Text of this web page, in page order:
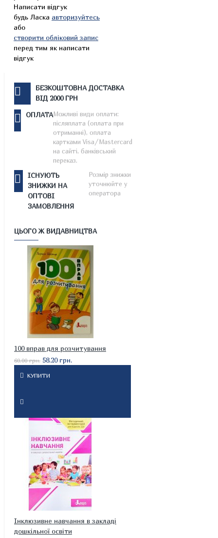
Написати відгук
будь Ласка авторизуйтесь
або
створити обліковий запис
перед тим як написати
відгук
БЕЗКОШТОВНА ДОСТАВКА
ВІД 2000 ГРН
ОПЛАТАМожливі види оплати:
післяплата (оплата при
отриманні), оплата
картками Visa/Mastercard
на сайті, банківський
переказ.
ІСНУЮТЬ
ЗНИЖКИ НА
ОПТОВІ
ЗАМОВЛЕННЯ
Розмір знижки
уточнюйте у
оператора
ЦЬОГО Ж ВИДАВНИЦТВА
100 вправ для розчитування
60.00 грн. 58.20 грн.
КУПИТИ
Інклюзивне навчання в закладі
дошкільної освіти